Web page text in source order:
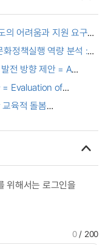
의 어려움과 지원 요구
Basic Academic
정책실행 역량 분석 :
전 방향 제안 = A
Development
= Evaluation of
육적 돌봄
위해서는 로그인을
0/ 200